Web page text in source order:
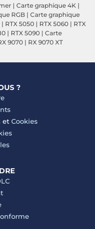
| Carte graphique 4K |
RGB | Carte graphique
| RTX 5050 | RTX 5060 | RTX
| RTX 5090 | Carte
9070 | RX 9070 XT
?
et Cookies